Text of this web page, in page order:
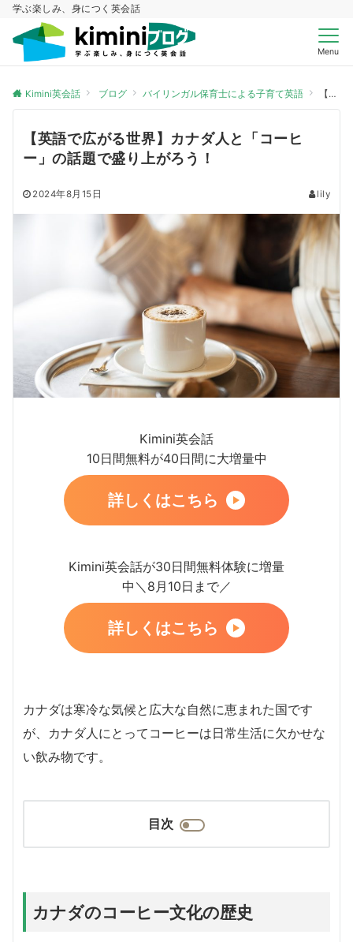
学ぶ楽しみ、身につく英会話
Menu
Kimini英会話 ブログ バイリンガル保育士による子育て英語 【英語で広がる世界】カナダ人と「コーヒー」の話題で盛り上がろう！
【英語で広がる世界】カナダ人と「コーヒ
ー」の話題で盛り上がろう！
2024年8月15日 lily
Kimini英会話
10日間無料が40日間に大増量中
詳しくはこちら
Kimini英会話が30日間無料体験に増量
中＼8月10日まで／
詳しくはこちら
カナダは寒冷な気候と広大な自然に恵まれた国です
が、カナダ人にとってコーヒーは日常生活に欠かせな
い飲み物です。
目次
カナダのコーヒー文化の歴史